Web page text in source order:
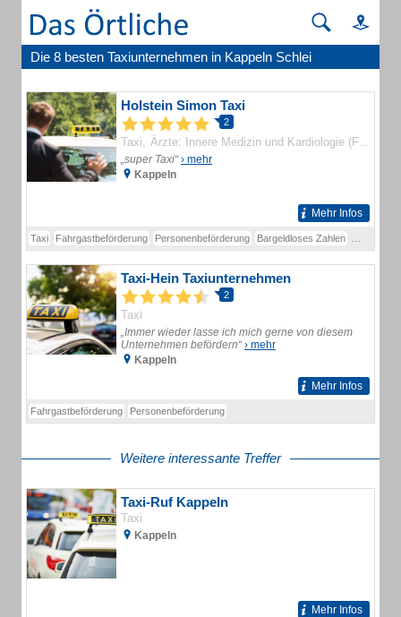
Die 8 besten Taxiunternehmen in Kappeln Schlei
Holstein Simon Taxi
2
Taxi Ärzte: Innere Medizin und Kardiologie (Fachärzte)
„super Taxi“› mehr
Kappeln
Mehr Infos
Taxi Fahrgastbeförderung Personenbeförderung Bargeldloses Zahlen
Taxi-Hein Taxiunternehmen
2
Taxi
„Immer wieder lasse ich mich gerne von diesem
Unternehmen befördern“› mehr
Kappeln
Mehr Infos
Fahrgastbeförderung Personenbeförderung
Weitere interessante Treffer
Taxi-Ruf Kappeln
Taxi
Kappeln
Mehr Infos